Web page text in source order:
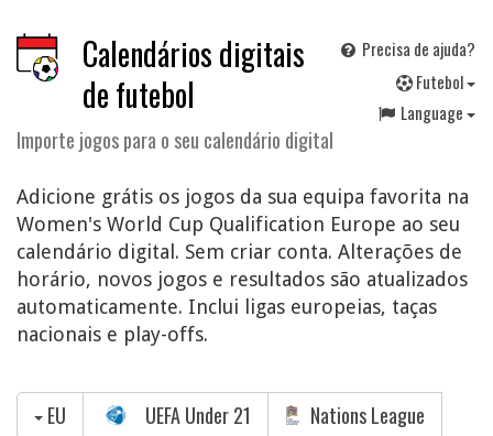
Calendários digitais
de futebol
Importe jogos para o seu calendário digital
Precisa de ajuda?
Futebol
Language
Adicione grátis os jogos da sua equipa favorita na
Women's World Cup Qualification Europe ao seu
calendário digital. Sem criar conta. Alterações de
horário, novos jogos e resultados são atualizados
automaticamente. Inclui ligas europeias, taças
nacionais e play-offs.
EU UEFA Under 21
Nations League